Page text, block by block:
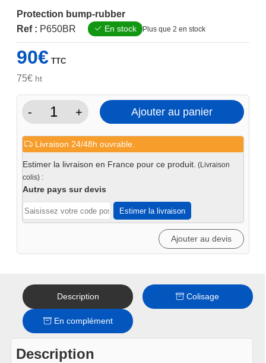
Protection bump-rubber
Ref : P650BR En stock Plus que 2 en stock
90€ TTC
75€ht
-
quantité
Protection
bump-
+ Ajouter au panier
Livraison 24/48h ouvrable.
Estimer la livraison en France pour ce produit. (Livraison
colis) :
Autre pays sur devis
Estimer la livraison
Ajouter au devis
Description Colisage
En complément
Description